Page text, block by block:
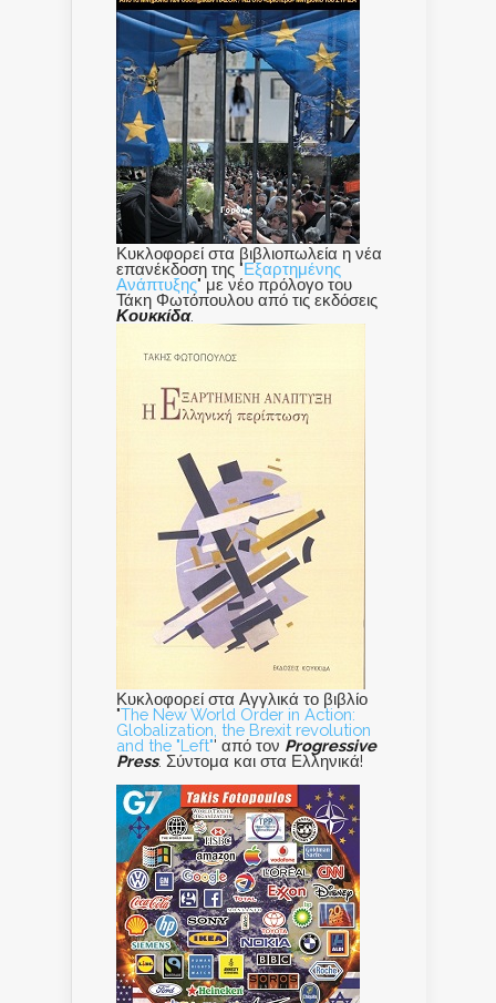
Κυκλοφορεί στα βιβλιοπωλεία η νέα
επανέκδοση της "Εξαρτημένης
Ανάπτυξης" με νέο πρόλογο του
Τάκη Φωτόπουλου από τις εκδόσεις
Κουκκίδα.
Κυκλοφορεί στα Αγγλικά το βιβλίο
"The New World Order in Action:
Globalization, the Brexit revolution
and the "Left"' από τον Progressive
Press. Σύντομα και στα Ελληνικά!